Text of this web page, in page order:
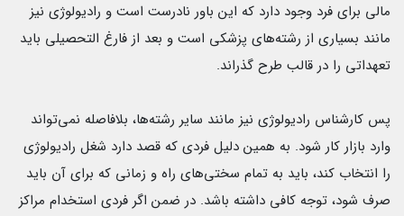
مالی برای فرد وجود دارد که این باور نادرست است و رادیولوژی نیز
مانند بسیاری از رشته‌های پزشکی است و بعد از فارغ التحصیلی باید
تعهداتی را در قالب طرح گذراند.
پس کارشناس رادیولوژی نیز مانند سایر رشته‌ها، بلافاصله نمی‌تواند
وارد بازار کار شود. به همین دلیل فردی که قصد دارد شغل رادیولوژی
را انتخاب کند، باید به تمام سختی‌های راه و زمانی که برای آن باید
صرف شود، توجه کافی داشته باشد. در ضمن اگر فردی استخدام مراکز